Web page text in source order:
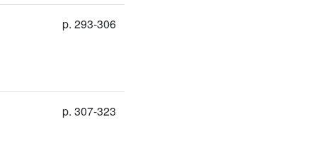
p. 293-306
p. 307-323